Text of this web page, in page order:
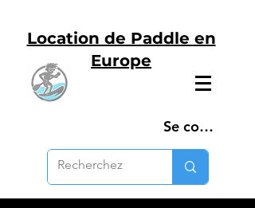
Location de Paddle en
Europe
Se connecter